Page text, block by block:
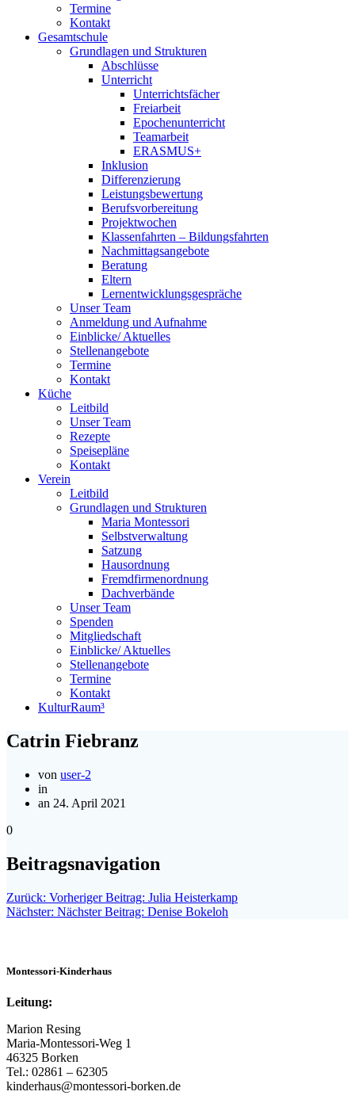
Termine
Kontakt
Gesamtschule
Grundlagen und Strukturen
Abschlüsse
Unterricht
Unterrichtsfächer
Freiarbeit
Epochenunterricht
Teamarbeit
ERASMUS+
Inklusion
Differenzierung
Leistungsbewertung
Berufsvorbereitung
Projektwochen
Klassenfahrten – Bildungsfahrten
Nachmittagsangebote
Beratung
Eltern
Lernentwicklungsgespräche
Unser Team
Anmeldung und Aufnahme
Einblicke/ Aktuelles
Stellenangebote
Termine
Kontakt
Küche
Leitbild
Unser Team
Rezepte
Speisepläne
Kontakt
Verein
Leitbild
Grundlagen und Strukturen
Maria Montessori
Selbstverwaltung
Satzung
Hausordnung
Fremdfirmenordnung
Dachverbände
Unser Team
Spenden
Mitgliedschaft
Einblicke/ Aktuelles
Stellenangebote
Termine
Kontakt
KulturRaum³
Catrin Fiebranz
von user-2
in
an 24. April 2021
0
Beitragsnavigation
Zurück: Vorheriger Beitrag: Julia Heisterkamp
Nächster: Nächster Beitrag: Denise Bokeloh
Montessori-Kinderhaus
Leitung:
Marion Resing
Maria-Montessori-Weg 1
46325 Borken
Tel.: 02861 – 62305
kinderhaus@montessori-borken.de